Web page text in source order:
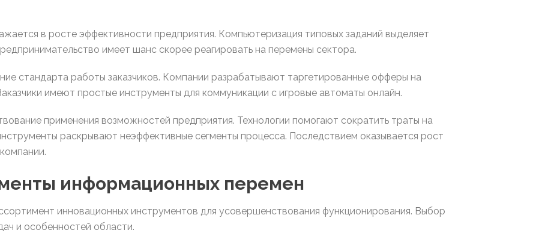
в росте эффективности предприятия. Компьютеризация типовых заданий выделяет
имеет шанс скорее реагировать на перемены сектора.
стандарта работы заказчиков. Компании разрабатывают таргетированные офферы на
имеют простые инструменты для коммуникации с игровые автоматы онлайн.
применения возможностей предприятия. Технологии помогают сократить траты на
раскрывают неэффективные сегменты процесса. Последствием оказывается рост
информационных перемен
инновационных инструментов для усовершенствования функционирования. Выбор
и особенностей области.